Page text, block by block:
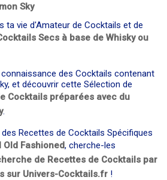
Sky
ta vie d'Amateur de Cocktails et de
Secs à base de Whisky ou
des Cocktails contenant
et découvrir cette Sélection de
Cocktails préparées avec du
.
Recettes de Cocktails Spécifiques
Old Fashioned, cherche-les
de Recettes de Cocktails par
sur Univers-Cocktails.fr !